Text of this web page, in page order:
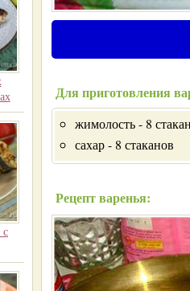
Для приготовления
жимолость - 8
сахар - 8 стаканов
Рецепт варенья: